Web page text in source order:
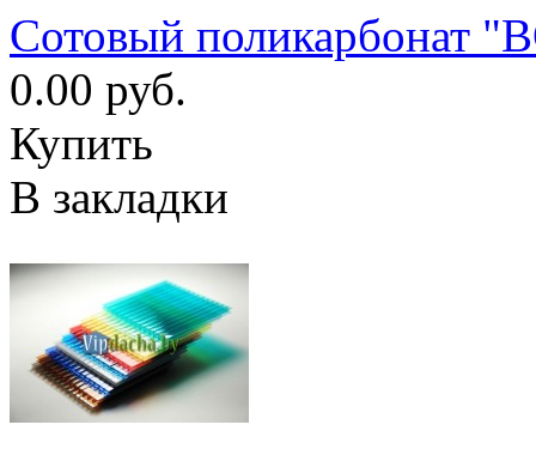
Cотовый поликарбонат
0.00 руб.
Купить
В закладки